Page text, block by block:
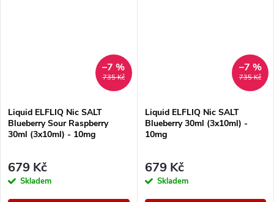
735 Kč
–7 %
Liquid ELFLIQ Nic SALT
Blueberry Sour Raspberry
30ml (3x10ml) - 10mg
679 Kč
Skladem
735 Kč
–7 %
Liquid ELFLIQ Nic SALT
Blueberry 30ml (3x10ml) -
10mg
679 Kč
Skladem